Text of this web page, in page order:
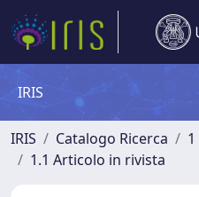
IRIS
IRIS Catalogo Ricerca
1.1 Articolo in rivista